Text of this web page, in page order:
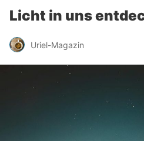
Licht in uns
Uriel-Magazin